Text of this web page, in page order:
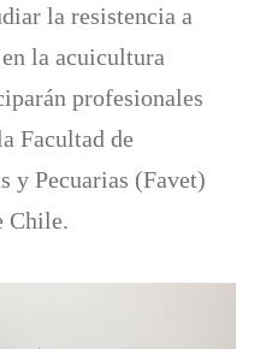
la resistencia a
la acuicultura
profesionales
Facultad de
y Pecuarias (Favet)
Chile.